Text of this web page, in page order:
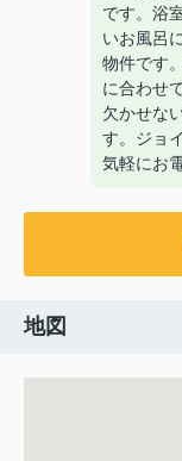
です。浴
いお風呂
物件です
に合わせ
欠かせな
す。ジョ
気軽にお
地図